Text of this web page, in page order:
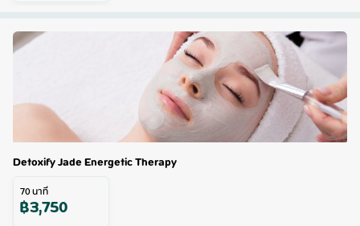
Detoxify Jade Energetic Therapy
70นาที
฿3,750